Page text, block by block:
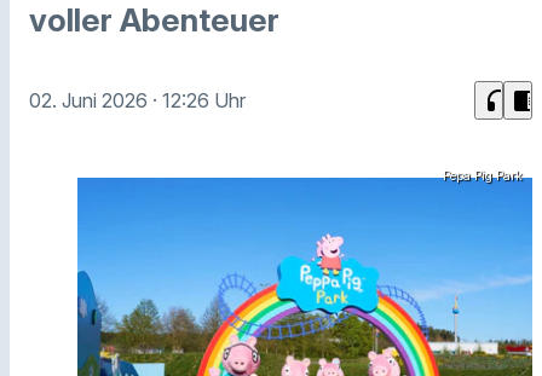
voller Abenteuer
02. Juni 2026 · 12:26 Uhr headphones chrome_reader_mode
Pepa Pig Park